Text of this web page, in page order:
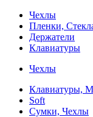
Чехлы
Пленки,
Держатели
Клавиатуры
Чехлы
Клавиатуры,
Soft
Сумки, Чехлы